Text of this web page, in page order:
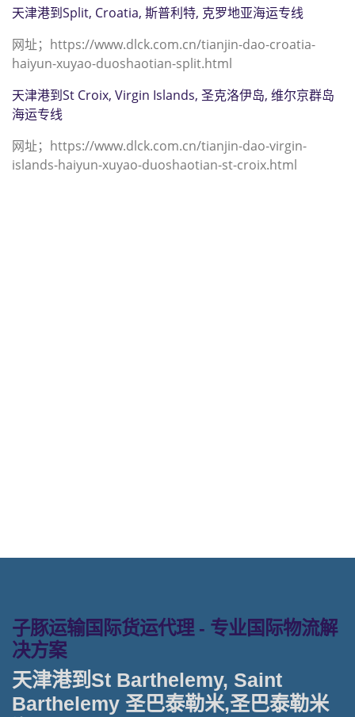
天津港到Split, Croatia, 斯普利特, 克罗地亚海运专线
网址；https://www.dlck.com.cn/tianjin-dao-croatia-
haiyun-xuyao-duoshaotian-split.html
天津港到St Croix, Virgin Islands, 圣克洛伊岛, 维尔京群岛
海运专线
网址；https://www.dlck.com.cn/tianjin-dao-virgin-
islands-haiyun-xuyao-duoshaotian-st-croix.html
子豚运输国际货运代理 - 专业国际物流解
决方案
天津港到St Barthelemy, Saint
Barthelemy 圣巴泰勒米,圣巴泰勒米